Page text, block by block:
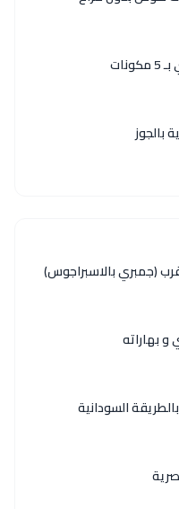
بالجوز
(جمبري بالاسبراجوس)
بهاراته
السودانية